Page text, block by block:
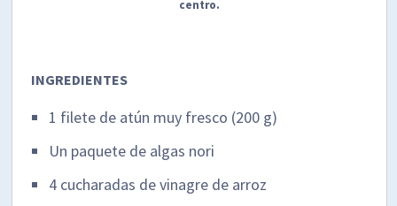
centro.
INGREDIENTES
1 filete de atún muy fresco (200 g)
Un paquete de algas nori
4 cucharadas de vinagre de arroz